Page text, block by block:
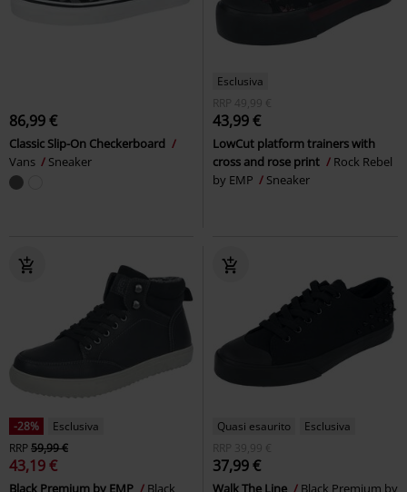
86,99 €
Classic Slip-On Checkerboard
Vans
Sneaker
Esclusiva
RRP
49,99 €
43,99 €
LowCut platform trainers with
cross and rose print
Rock Rebel
by EMP
Sneaker
-28%
Esclusiva
RRP59,99 €
43,19 €
Black Premium by EMP
Black
Quasi esaurito
Esclusiva
RRP
39,99 €
37,99 €
Walk The Line
Black Premium by